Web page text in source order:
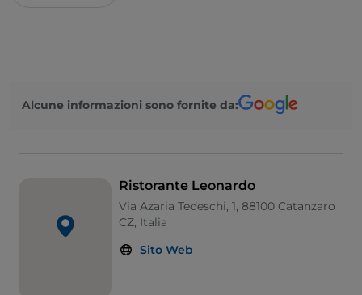
Alcune informazioni sono fornite da:
Ristorante Leonardo
Via Azaria Tedeschi, 1, 88100 Catanzaro
CZ, Italia
Sito Web